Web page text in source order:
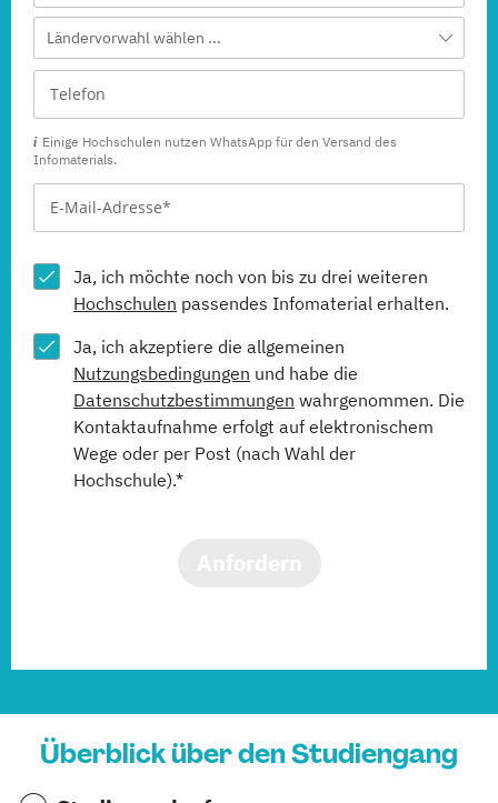
Ländervorwahl wählen ...
Einige Hochschulen nutzen WhatsApp für den Versand des
Infomaterials.
Ja, ich möchte noch von bis zu drei weiteren
Hochschulen passendes Infomaterial erhalten.
Ja, ich akzeptiere die allgemeinen
Nutzungsbedingungen und habe die
Datenschutzbestimmungen wahrgenommen. Die
Kontaktaufnahme erfolgt auf elektronischem
Wege oder per Post (nach Wahl der
Hochschule).*
Überblick über den Studiengang